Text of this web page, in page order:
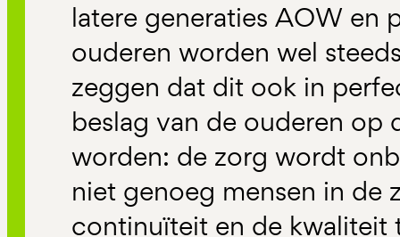
latere generaties AOW en
ouderen worden wel
zeggen dat dit ook in
beslag van de ouderen op
worden: de zorg wordt
niet genoeg mensen in de
continuïteit en de kwaliteit